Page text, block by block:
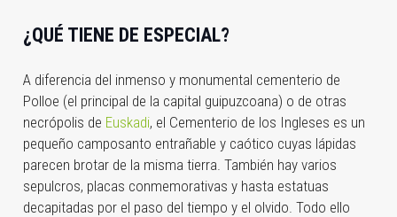
¿QUÉ TIENE DE ESPECIAL?
A diferencia del inmenso y monumental cementerio de
Polloe (el principal de la capital guipuzcoana) o de otras
necrópolis de Euskadi, el Cementerio de los Ingleses es un
pequeño camposanto entrañable y caótico cuyas lápidas
parecen brotar de la misma tierra. También hay varios
sepulcros, placas conmemorativas y hasta estatuas
decapitadas por el paso del tiempo y el olvido. Todo ello